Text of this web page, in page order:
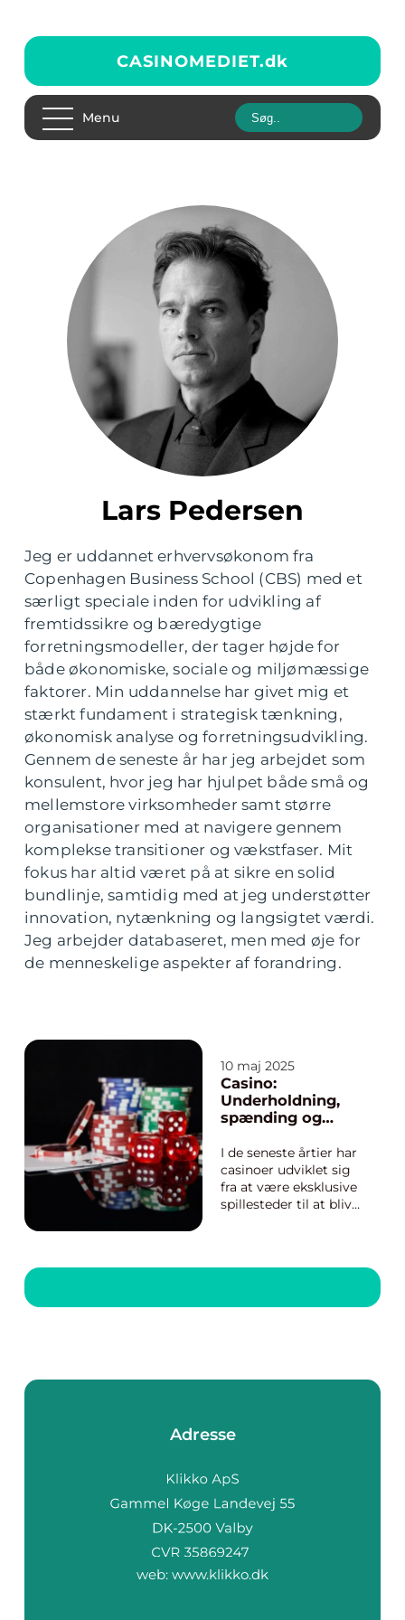
CASINOMEDIET.dk
Menu
Lars Pedersen
Jeg er uddannet erhvervsøkonom fra
Copenhagen Business School (CBS) med et
særligt speciale inden for udvikling af
fremtidssikre og bæredygtige
forretningsmodeller, der tager højde for
både økonomiske, sociale og miljømæssige
faktorer. Min uddannelse har givet mig et
stærkt fundament i strategisk tænkning,
økonomisk analyse og forretningsudvikling.
Gennem de seneste år har jeg arbejdet som
konsulent, hvor jeg har hjulpet både små og
mellemstore virksomheder samt større
organisationer med at navigere gennem
komplekse transitioner og vækstfaser. Mit
fokus har altid været på at sikre en solid
bundlinje, samtidig med at jeg understøtter
innovation, nytænkning og langsigtet værdi.
Jeg arbejder databaseret, men med øje for
de menneskelige aspekter af forandring.
10 maj 2025
Casino:
Underholdning,
spænding og
I de seneste årtier har
casinoer udviklet sig
fra at være eksklusive
spillesteder til at blive
spænding. Uanset om
inden for casinospil
Adresse
web: www.klikko.dk